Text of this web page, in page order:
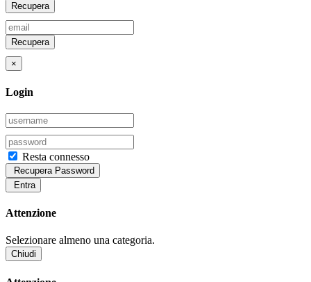
Recupera
Recupera
×
Login
Resta connesso
Recupera Password
Entra
Attenzione
Selezionare almeno una categoria.
Chiudi